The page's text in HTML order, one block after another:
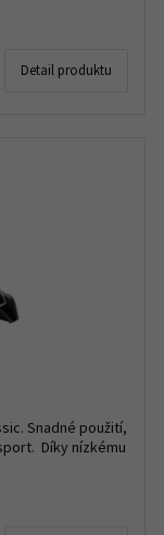
Detail produktu
Snadné použití,
Díky nízkému